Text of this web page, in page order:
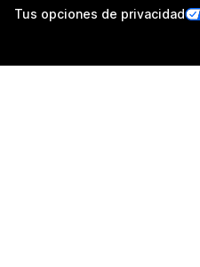
Tus opciones de privacidad